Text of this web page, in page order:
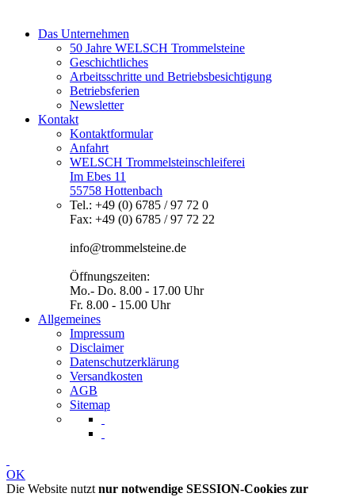
Das Unternehmen
50 Jahre WELSCH Trommelsteine
Geschichtliches
Arbeitsschritte und Betriebsbesichtigung
Betriebsferien
Newsletter
Kontakt
Kontaktformular
Anfahrt
WELSCH Trommelsteinschleiferei
Im Ebes 11
55758 Hottenbach
Tel.: +49 (0) 6785 / 97 72 0
Fax: +49 (0) 6785 / 97 72 22
info@trommelsteine.de
Öffnungszeiten:
Mo.- Do. 8.00 - 17.00 Uhr
Fr. 8.00 - 15.00 Uhr
Allgemeines
Impressum
Disclaimer
Datenschutzerklärung
Versandkosten
AGB
Sitemap
OK
Die Website nutzt nur notwendige SESSION-Cookies zur